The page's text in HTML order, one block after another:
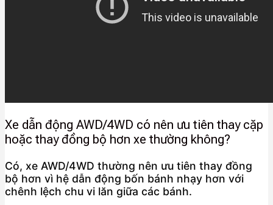
Xe dẫn động AWD/4WD có nên ưu tiên thay cặp
hoặc thay đồng bộ hơn xe thường không?
Có, xe AWD/4WD thường nên ưu tiên thay đồng
bộ hơn vì hệ dẫn động bốn bánh nhạy hơn với
chênh lệch chu vi lăn giữa các bánh.